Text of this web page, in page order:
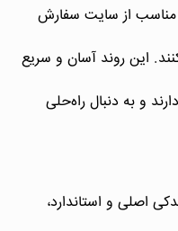
مناسب از سایت سفارش
این روند آسان و سریع
و به دنبال راه‌حلی
قطعات یدکی اصلی و استاندارد،